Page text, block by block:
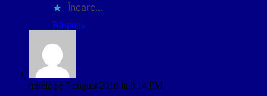
Încarc...
Răspuns
mirela pe 7 august 2018 la 8:14 PM